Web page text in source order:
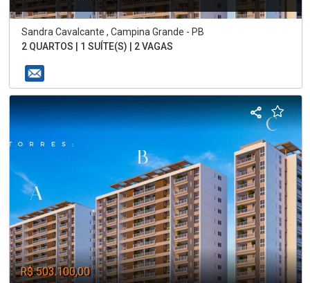
Sandra Cavalcante , Campina Grande - PB
2 QUARTOS | 1 SUÍTE(S) | 2 VAGAS
R$ 503.100,00